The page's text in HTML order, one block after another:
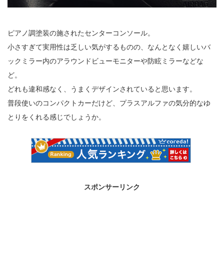
ピアノ調塗装の施されたセンターコンソール。
小さすぎて実用性は乏しい気がするものの、なんとなく嬉しいバ
ックミラー内のアラウンドビューモニターや防眩ミラーなどな
ど。
どれも違和感なく、うまくデザインされていると思います。
普段使いのコンパクトカーだけど、プラスアルファの気分的なゆ
とりをくれる感じでしょうか。
スポンサーリンク